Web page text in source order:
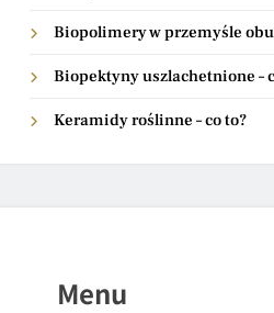
Biopolimery w przemyśle
Biopektyny uszlachetnione –
Keramidy roślinne – co to?
Menu